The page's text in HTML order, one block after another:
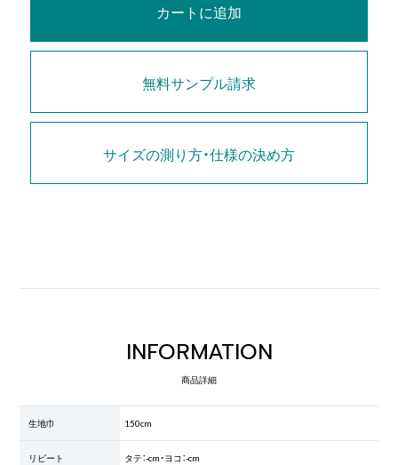
カートに追加
無料サンプル請求
サイズの測り方・仕様の決め方
INFORMATION
商品詳細
生地巾 150cm
リピート タテ：-cm・ヨコ：-cm